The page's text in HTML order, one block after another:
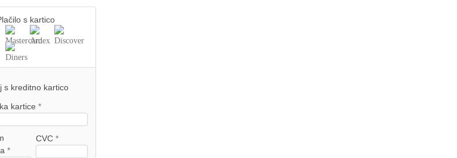
s kartico
s kreditno kartico
kartice*
*
CVC *